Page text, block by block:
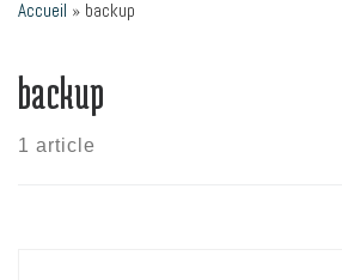
Accueil » backup
backup
1 article